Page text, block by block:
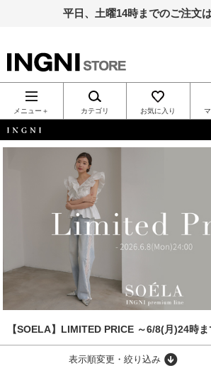
平日、土曜14時までのご注文
INGNI（イン
グ）公式通
販｜INGNI
STORE
メニュー＋ カテゴリ お気に入り
INGNI
【SOELA】LIMITED PRICE ～6/8(月)24時ま
表示順変更・絞り込み